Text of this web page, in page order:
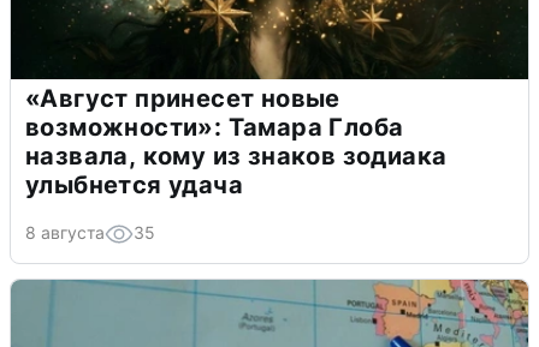
«Август принесет новые
возможности»: Тамара Глоба
назвала, кому из знаков зодиака
улыбнется удача
8 августа 35